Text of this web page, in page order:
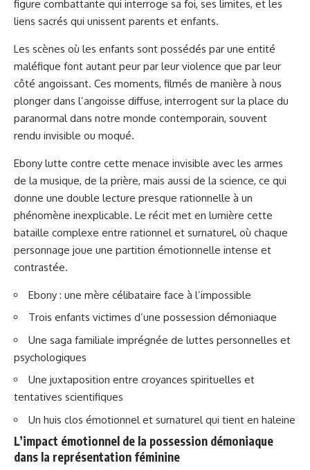
figure combattante qui interroge sa foi, ses limites, et les
liens sacrés qui unissent parents et enfants.
Les scènes où les enfants sont possédés par une entité
maléfique font autant peur par leur violence que par leur
côté angoissant. Ces moments, filmés de manière à nous
plonger dans l’angoisse diffuse, interrogent sur la place du
paranormal dans notre monde contemporain, souvent
rendu invisible ou moqué.
Ebony lutte contre cette menace invisible avec les armes
de la musique, de la prière, mais aussi de la science, ce qui
donne une double lecture presque rationnelle à un
phénomène inexplicable. Le récit met en lumière cette
bataille complexe entre rationnel et surnaturel, où chaque
personnage joue une partition émotionnelle intense et
contrastée.
Ebony : une mère célibataire face à l’impossible
Trois enfants victimes d’une possession démoniaque
Une saga familiale imprégnée de luttes personnelles et
psychologiques
Une juxtaposition entre croyances spirituelles et
tentatives scientifiques
Un huis clos émotionnel et surnaturel qui tient en haleine
L’impact émotionnel de la possession démoniaque
dans la représentation féminine